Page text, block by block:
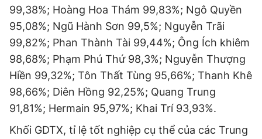
99,38%; Hoàng Hoa Thám 99,83%; Ngô Quyền
95,08%; Ngũ Hành Sơn 99,5%; Nguyễn Trãi
99,82%; Phan Thành Tài 99,44%; Ông Ích khiêm
98,68%; Phạm Phú Thứ 98,3%; Nguyễn Thượng
Hiền 99,32%; Tôn Thất Tùng 95,66%; Thanh Khê
98,66%; Diên Hồng 92,25%; Quang Trung
91,81%; Hermain 95,97%; Khai Trí 93,93%.
Khối GDTX, tỉ lệ tốt nghiệp cụ thể của các Trung